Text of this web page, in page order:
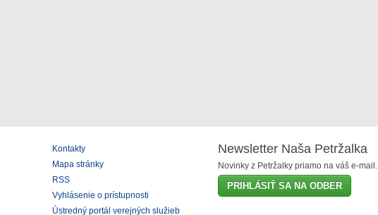
Kontakty
Mapa stránky
RSS
Vyhlásenie o prístupnosti
Ústredný portál verejných služieb
Newsletter Naša Petržalka
Novinky z Petržalky priamo na váš e-mail.
PRIHLÁSIŤ SA NA ODBER